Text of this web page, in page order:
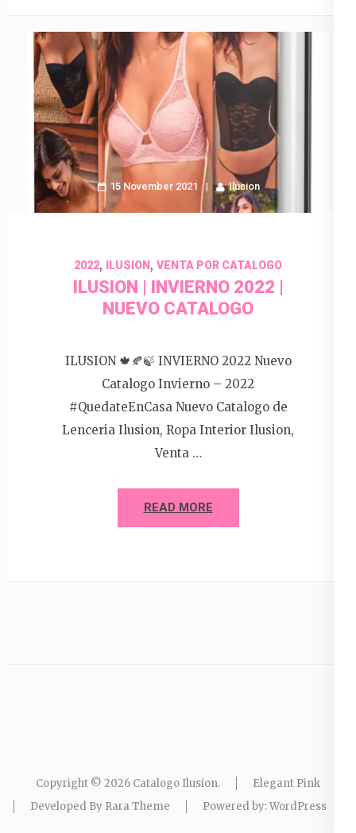
15 November 2021 Ilusion
2022, ILUSION , VENTA POR CATALOGO
ILUSION | INVIERNO 2022 |
NUEVO CATALOGO
ILUSION 🍁🍂🍃 INVIERNO 2022 Nuevo
Catalogo Invierno – 2022
#QuedateEnCasa Nuevo Catalogo de
Lenceria Ilusion, Ropa Interior Ilusion,
Venta …
READ MORE
Copyright © 2026 Catalogo Ilusion.
Elegant Pink
Developed By Rara Theme Powered by:WordPress